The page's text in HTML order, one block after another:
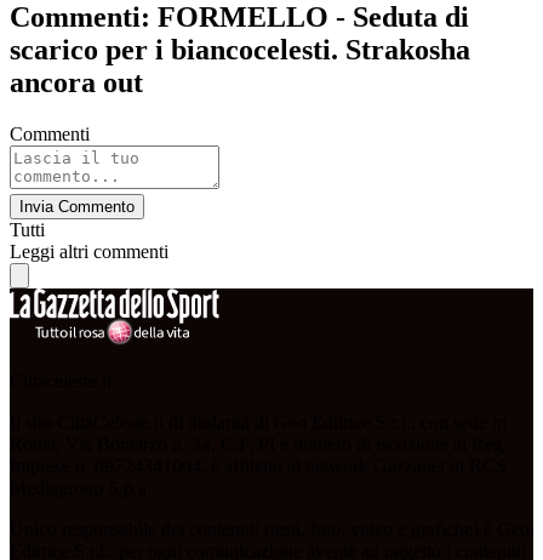
Commenti: FORMELLO - Seduta di
scarico per i biancocelesti. Strakosha
ancora out
Commenti
Invia Commento
Tutti
Leggi altri commenti